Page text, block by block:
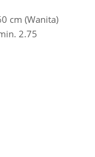
cm (Wanita)
2.75